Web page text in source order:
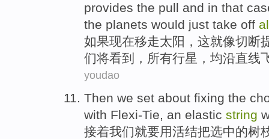
provides the pull and in that
the planets would just take off
如果现在移走太阳 ， 这就像切断
们将看到 ， 所有行星，均沿直线
youdao
Then we set about fixing the
with Flexi-Tie, an elastic string
接着我们就要用活结把选中的树